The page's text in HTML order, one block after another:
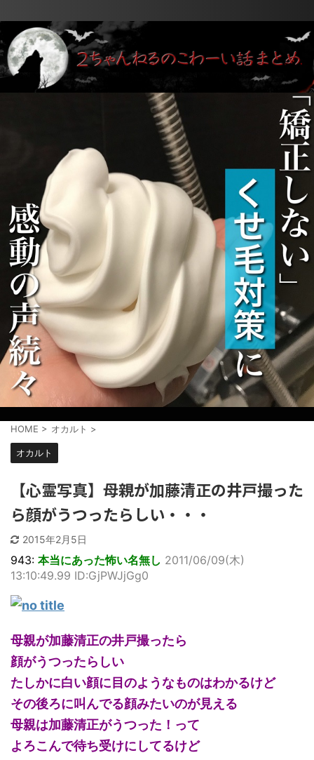
HOME > オカルト >
オカルト
【心霊写真】母親が加藤清正の井戸撮った
ら顔がうつったらしい・・・
2015年2月5日
943: 本当にあった怖い名無し 2011/06/09(木)
13:10:49.99 ID:GjPWJjGg0
母親が加藤清正の井戸撮ったら
顔がうつったらしい
たしかに白い顔に目のようなものはわかるけど
その後ろに叫んでる顔みたいのが見える
母親は加藤清正がうつった！って
よろこんで待ち受けにしてるけど